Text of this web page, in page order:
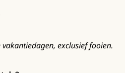
exclusief fooien.